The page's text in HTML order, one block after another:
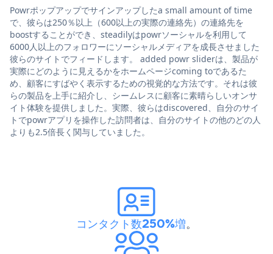
Powrポップアップでサインアップしたa small amount of time
で、彼らは250％以上（600以上の実際の連絡先）の連絡先を
boostすることができ、steadilyはpowrソーシャルを利用して
6000人以上のフォロワーにソーシャルメディアを成長させました
彼らのサイトでフィードします。 added powr sliderは、製品が
実際にどのように見えるかをホームページcoming toであるた
め、顧客にすばやく表示するための視覚的な方法です。それは彼
らの製品を上手に紹介し、シームレスに顧客に素晴らしいオンサ
イト体験を提供しました。実際、彼らはdiscovered、自分のサイ
トでpowrアプリを操作した訪問者は、自分のサイトの他のどの人
よりも2.5倍長く関与していました。
コンタクト数250%増。